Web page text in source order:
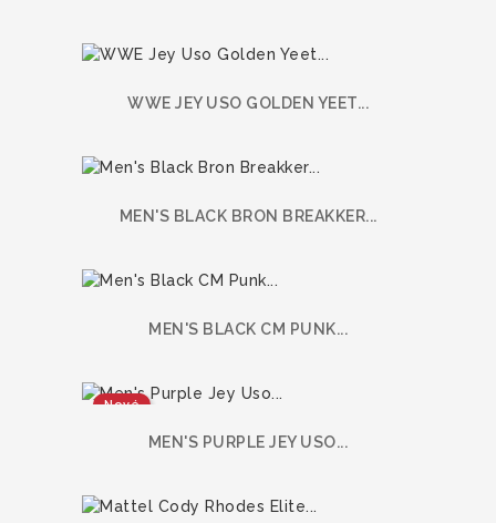
WWE JEY USO GOLDEN YEET...
MEN'S BLACK BRON BREAKKER...
MEN'S BLACK CM PUNK...
Nové
MEN'S PURPLE JEY USO...